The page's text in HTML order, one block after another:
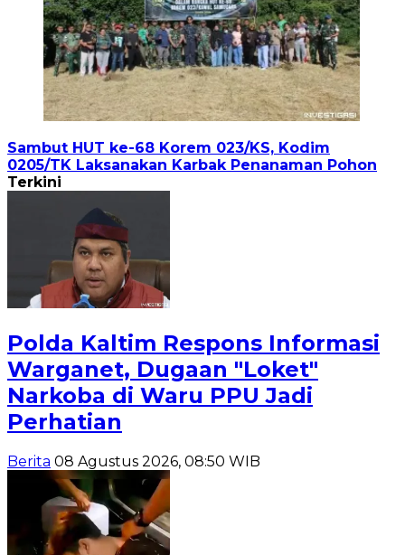
Sambut HUT ke-68 Korem 023/KS, Kodim
0205/TK Laksanakan Karbak Penanaman Pohon
Terkini
Polda Kaltim Respons Informasi
Warganet, Dugaan "Loket"
Narkoba di Waru PPU Jadi
Perhatian
Berita 08 Agustus 2026, 08:50 WIB